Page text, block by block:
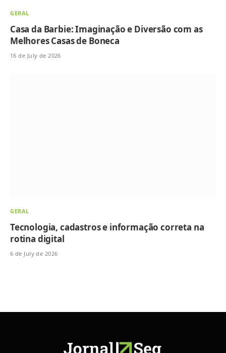
GERAL
Casa da Barbie: Imaginação e Diversão com as
Melhores Casas de Boneca
16 de July de 2026
GERAL
Tecnologia, cadastros e informação correta na
rotina digital
6 de July de 2026